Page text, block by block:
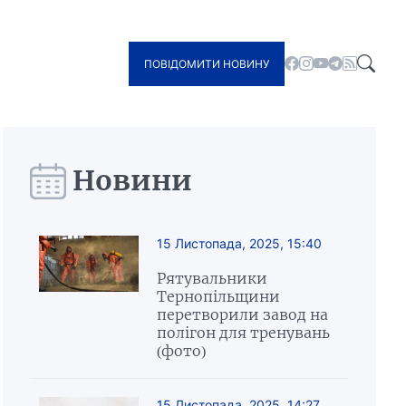
ПОВІДОМИТИ НОВИНУ
Новини
15 Листопада, 2025, 15:40
Рятувальники
Тернопільщини
перетворили завод на
полігон для тренувань
(фото)